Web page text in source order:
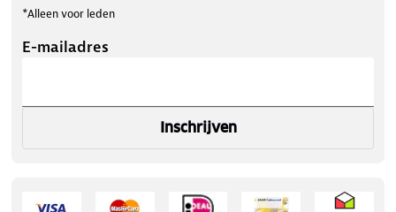
*Alleen voor leden
E-mailadres
Inschrijven